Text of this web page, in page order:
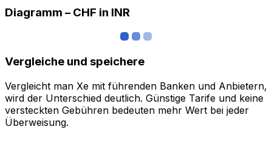
Diagramm – CHF in INR
Vergleiche und speichere
Vergleicht man Xe mit führenden Banken und Anbietern,
wird der Unterschied deutlich. Günstige Tarife und keine
versteckten Gebühren bedeuten mehr Wert bei jeder
Überweisung.